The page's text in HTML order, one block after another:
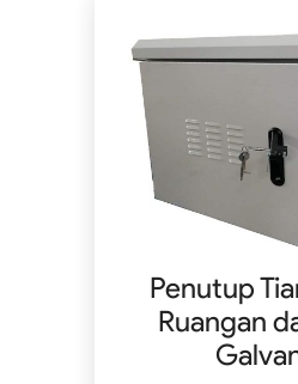
Penutup
Ruangan